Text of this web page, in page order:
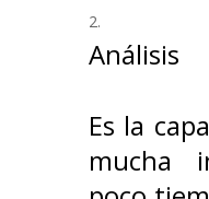
Análisis
Es la
mucha